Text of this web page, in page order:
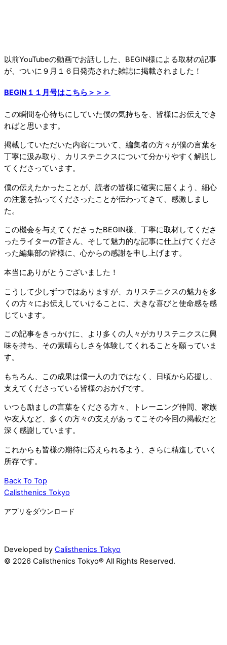
以前YouTubeの動画でお話しした、BEGIN様による取材の記事
が、ついに９月１６日発売された雑誌に掲載されました！
BEGIN１１月号はこちら＞＞＞
この瞬間を心待ちにしていた僕の気持ちを、皆様にお伝えでき
ればと思います。
掲載していただいた内容について、編集者の方々が僕の言葉を
丁寧に汲み取り、カリステニクスについて分かりやすく解説し
てくださっています。
僕の伝えたかったことが、読者の皆様に確実に届くよう、細心
の注意を払ってくださったことが伝わってきて、感激しまし
た。
この機会を与えてくださったBEGIN様、丁寧に取材してくださ
ったライターの菅さん、そして魅力的な記事に仕上げてくださ
った編集部の皆様に、心からの感謝を申し上げます。
本当にありがとうございました！
こうして少しずつではありますが、カリステニクスの魅力を多
くの方々にお伝えしていけることに、大きな喜びと使命感を感
じています。
この記事をきっかけに、より多くの人々がカリステニクスに興
味を持ち、その素晴らしさを体験してくれることを願っていま
す。
もちろん、この成果は僕一人の力ではなく、日頃から応援し、
支えてくださっている皆様のおかげです。
いつも励ましの言葉をくださる方々、トレーニング仲間、家族
や友人など、多くの方々の支えがあってこその今回の掲載だと
深く感謝しています。
これからも皆様の期待に応えられるよう、さらに精進していく
所存です。
Back To Top
Calisthenics Tokyo
アプリをダウンロード
Developed by Calisthenics Tokyo
© 2026 Calisthenics Tokyo® All Rights Reserved.